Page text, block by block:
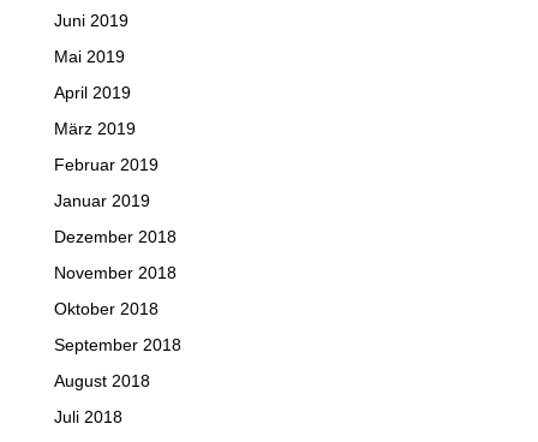
Juni 2019
Mai 2019
April 2019
März 2019
Februar 2019
Januar 2019
Dezember 2018
November 2018
Oktober 2018
September 2018
August 2018
Juli 2018